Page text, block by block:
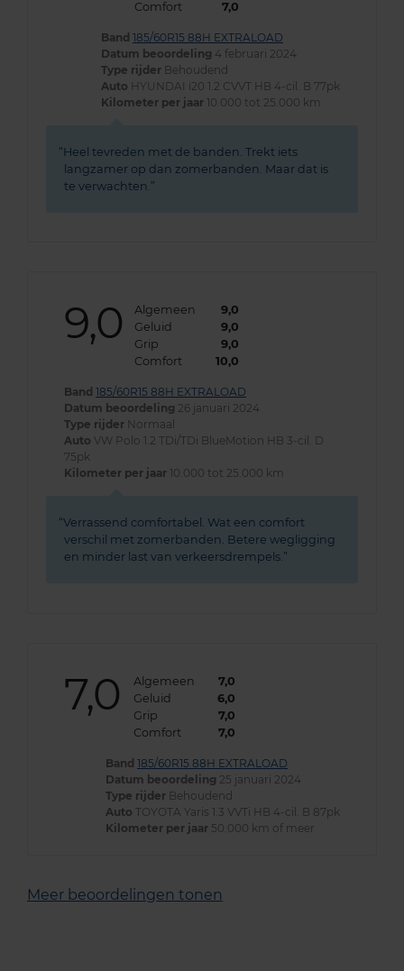
Comfort
7,0
Band 185/60R15 88H EXTRALOAD
Datum beoordeling 4 februari 2024
Type rijder Behoudend
Auto HYUNDAI i20 1.2 CVVT HB 4-cil. B 77pk
Kilometer per jaar 10.000 tot 25.000 km
Heel tevreden met de banden. Trekt iets
langzamer op dan zomerbanden. Maar dat is
te verwachten.
9,0 Algemeen
9,0
Geluid
9,0
Grip
9,0
Comfort
10,0
Band 185/60R15 88H EXTRALOAD
Datum beoordeling 26 januari 2024
Type rijder Normaal
Auto VW Polo 1.2 TDi/TDi BlueMotion HB 3-cil. D
75pk
Kilometer per jaar 10.000 tot 25.000 km
Verrassend comfortabel. Wat een comfort
verschil met zomerbanden. Betere wegligging
en minder last van verkeersdrempels.
7,0 Algemeen
7,0
Geluid
6,0
Grip
7,0
Comfort
7,0
Band 185/60R15 88H EXTRALOAD
Datum beoordeling 25 januari 2024
Type rijder Behoudend
Auto TOYOTA Yaris 1.3 VVTi HB 4-cil. B 87pk
Kilometer per jaar 50.000 km of meer
Meer beoordelingen tonen